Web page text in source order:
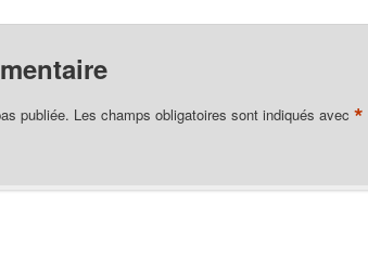
publiée. Les champs obligatoires sont indiqués avec *